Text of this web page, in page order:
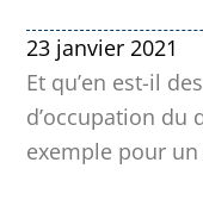
23 janvier 2021
Et qu’en est-il
d’occupation du
exemple pour un